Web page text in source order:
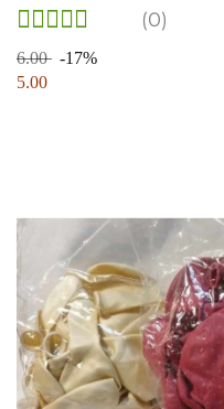
(0)
6.00
-17%
5.00